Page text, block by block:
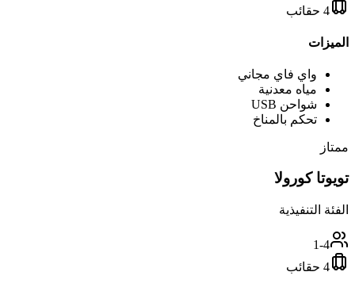
4 حقائب
الميزات
واي فاي مجاني
مياه معدنية
شواحن USB
تحكم بالمناخ
ممتاز
تويوتا كورولا
الفئة التنفيذية
1-4
4 حقائب